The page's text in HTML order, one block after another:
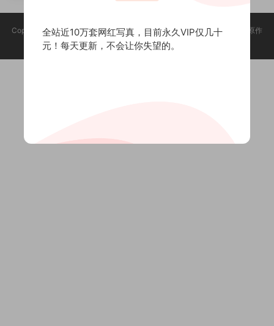
Copyright @ 2025 养眼集 版权声明:本站所有资源均收集于网络，版权归原作
者所有，如有侵权，请联系删除。
全站近10万套网红写真，目前永久VIP仅几十
元！每天更新，不会让你失望的。